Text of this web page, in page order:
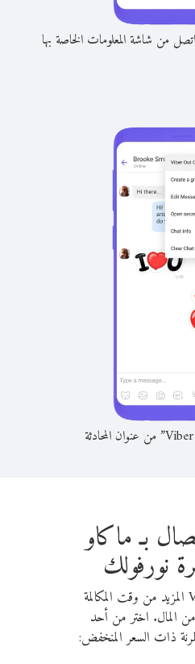
من شاشة المعلومات الخاصة بها
بـ ماكاو
نورفولك
يمنحك Viber Out المزيد من وقت المكالمة
المال. اختر من أحد
ذات السعر المنخفض: